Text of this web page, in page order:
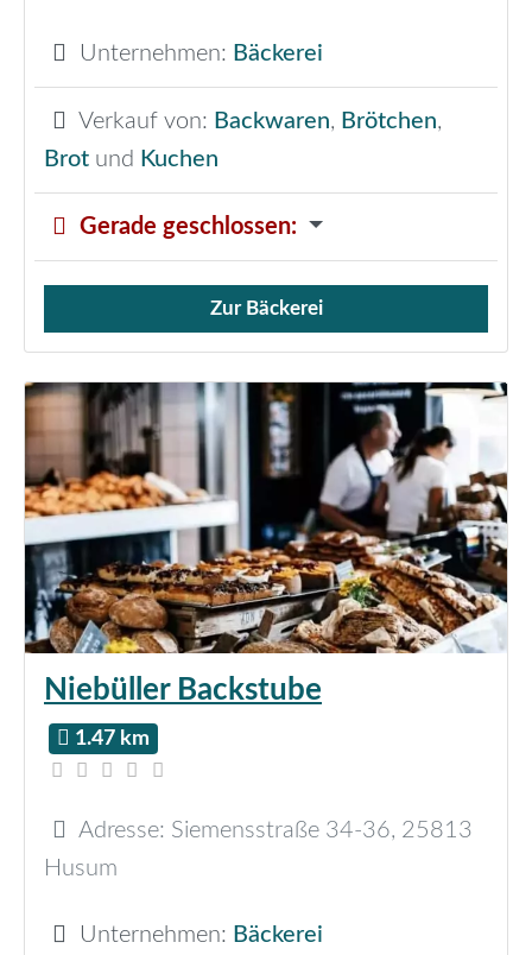
Unternehmen: Bäckerei
Verkauf von: Backwaren, Brötchen,
Brot und Kuchen
Gerade geschlossen:
Verkauf von Brötchen,
Zur Bäckerei
Niebüller Backstube
1.47 km
Adresse: Siemensstraße 34-36, 25813
Husum
Unternehmen: Bäckerei